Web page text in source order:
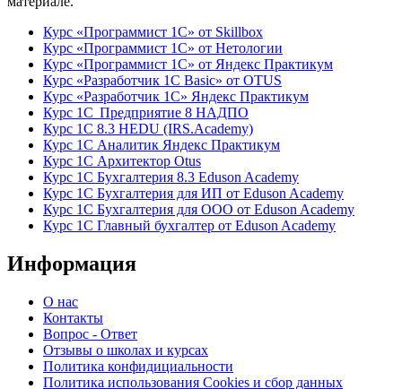
Курс «Программист 1С» от Skillbox
Курс «Программист 1С» от Нетологии
Курс «Программист 1С» от Яндекс Практикум
Курс «Разработчик 1С Basic» от OTUS
Курс «Разработчик 1С» Яндекс Практикум
Курс 1С Предприятие 8 НАДПО
Курс 1С 8.3 HEDU (IRS.Academy)
Курс 1С Аналитик Яндекс Практикум
Курс 1С Архитектор Otus
Курс 1С Бухгалтерия 8.3 Eduson Academy
Курс 1С Бухгалтерия для ИП от Eduson Academy
Курс 1С Бухгалтерия для ООО от Eduson Academy
Курс 1С Главный бухгалтер от Eduson Academy
Информация
О нас
Контакты
Вопрос - Ответ
Отзывы о школах и курсах
Политика конфидициальности
Политика использования Cookies и сбор данных